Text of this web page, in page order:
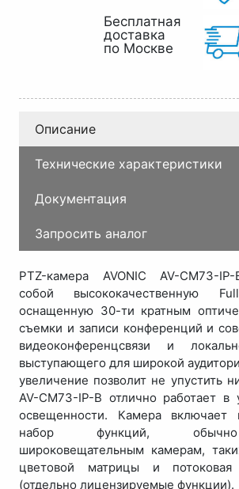
Бесплатная
доставка
по Москве
Описание
Технические характеристики
Документация
Запросить аналог
PTZ-камера AVONIC AV-CM73-
собой высококачественную
оснащенную 30-ти кратным
съемки и записи конференций и
видеоконференцсвязи и
выступающего для широкой
увеличение позволит не упустить
AV-CM73-IP-B отлично работает в
освещенности. Камера включает
набор функций,
широковещательным камерам,
цветовой матрицы и
(отдельно лицензируемые функции).